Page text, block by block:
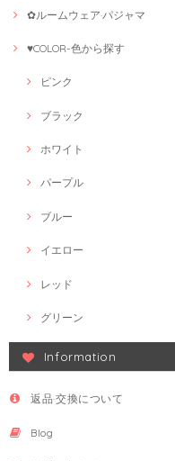
✿ルームウェア·パジャマ
♥COLOR-色から探す
ピンク
ブラック
ホワイト
パープル
ブルー
イエロー
レッド
グリーン
Information
返品·交換について
Blog